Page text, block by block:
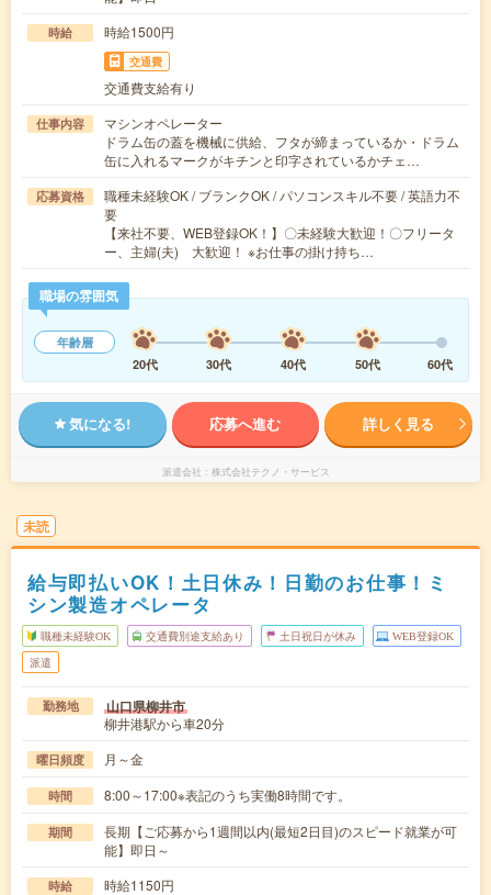
時給 時給1500円
交通費
交通費支給有り
仕事内容
マシンオペレーター
ドラム缶の蓋を機械に供給、フタが締まっているか・ドラム
缶に入れるマークがキチンと印字されているかチェ…
応募資格
職種未経験OK / ブランクOK / パソコンスキル不要 / 英語力不
要
【来社不要、WEB登録OK！】〇未経験大歓迎！〇フリータ
ー、主婦(夫) 大歓迎！ ※お仕事の掛け持ち…
職場の雰囲気
年齢層
20代
30代 40代 50代 60代
気になる! 応募へ進む 詳しく見る
派遣会社 株式会社テクノ・サービス
未読
給与即払いOK！土日休み！日勤のお仕事！ミ
シン製造オペレータ
職種未経験OK 交通費別途支給あり 土日祝日が休み WEB登録OK
派遣
勤務地 山口県柳井市
柳井港駅から車20分
曜日頻度 月～金
時間 8:00～17:00※表記のうち実働8時間です。
期間
長期【ご応募から1週間以内(最短2日目)のスピード就業が可
能】即日～
時給 時給1150円